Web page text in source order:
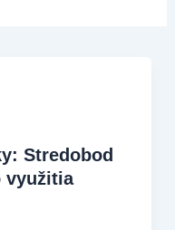
Stredobod
využitia